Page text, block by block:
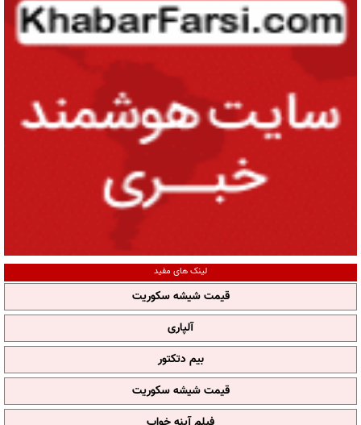
لینک های مفید
قیمت شیشه سکوریت
آلپاری
بیم دتکتور
قیمت شیشه سکوریت